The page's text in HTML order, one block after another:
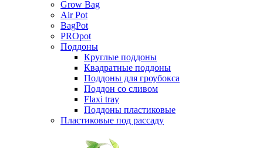
Grow Bag
Air Pot
BagPot
PROpot
Поддоны
Круглые поддоны
Квадратные поддоны
Поддоны для гроубокса
Поддон со сливом
Flaxi tray
Поддоны пластиковые
Пластиковые под рассаду